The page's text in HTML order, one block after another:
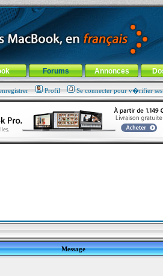
rubrique
Forums Annonces
Profil Se connecter pour v�rifier
Message